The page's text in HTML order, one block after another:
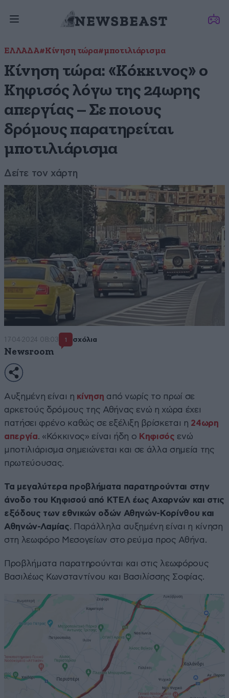
ΕΛΛΑΔΑ#Κίνηση τώρα#μποτιλιάρισμα
Κίνηση τώρα: «Κόκκινος» ο
Κηφισός λόγω της 24ωρης
απεργίας – Σε ποιους
δρόμους παρατηρείται
μποτιλιάρισμα
Δείτε τον χάρτη
17·04·2024 08:03 1 σχόλια
Newsroom
Αυξημένη είναι η κίνηση από νωρίς το πρωί σε
αρκετούς δρόμους της Αθήνας ενώ η χώρα έχει
πατήσει φρένο καθώς σε εξέλιξη βρίσκεται η 24ωρη
απεργία. «Κόκκινος» είναι ήδη ο Κηφισός ενώ
μποτιλιάρισμα σημειώνεται και σε άλλα σημεία της
πρωτεύουσας.
Τα μεγαλύτερα προβλήματα παρατηρούνται στην
άνοδο του Κηφισού από ΚΤΕΛ έως Αχαρνών και στις
εξόδους των εθνικών οδών Αθηνών-Κορίνθου και
Αθηνών-Λαμίας. Παράλληλα αυξημένη είναι η κίνηση
στη λεωφόρο Μεσογείων στο ρεύμα προς Αθήνα.
Προβλήματα παρατηρούνται και στις λεωφόρους
Βασιλέως Κωνσταντίνου και Βασιλίσσης Σοφίας.